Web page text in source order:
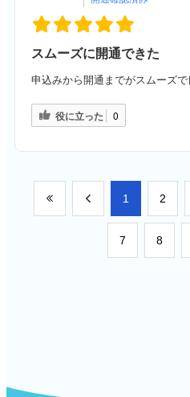
スムーズに開通できた
申込みから開通までがスムーズで
役に立った 0
​1 ​2
​7 ​8